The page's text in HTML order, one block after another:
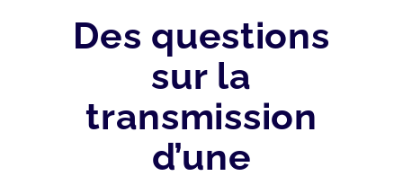
Des questions
sur la
transmission
d’une